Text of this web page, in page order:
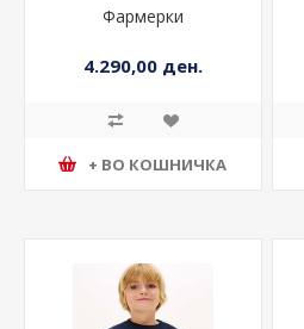
Фармерки
4.290,00 ден.
+ ВО КОШНИЧКА